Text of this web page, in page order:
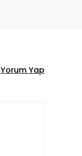
Yorum Yap